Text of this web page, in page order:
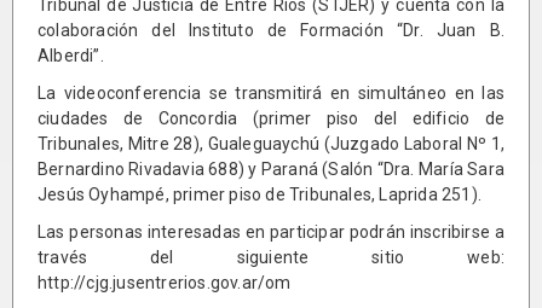
Tribunal de Justicia de Entre Ríos (STJER) y cuenta con la
colaboración del Instituto de Formación “Dr. Juan B.
Alberdi”.
La videoconferencia se transmitirá en simultáneo en las
ciudades de Concordia (primer piso del edificio de
Tribunales, Mitre 28), Gualeguaychú (Juzgado Laboral Nº 1,
Bernardino Rivadavia 688) y Paraná (Salón “Dra. María Sara
Jesús Oyhampé, primer piso de Tribunales, Laprida 251).
Las personas interesadas en participar podrán inscribirse a
través del siguiente sitio web:
http://cjg.jusentrerios.gov.ar/om